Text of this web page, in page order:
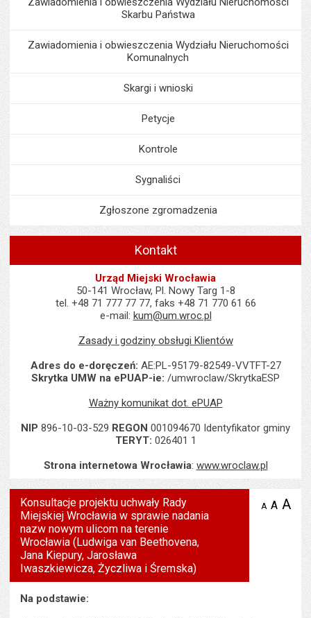
Skarbu Państwa
Zawiadomienia i obwieszczenia Wydziału Nieruchomości
Komunalnych
Skargi i wnioski
Petycje
Kontrole
Sygnaliści
Zgłoszone zgromadzenia
Kontakt
Urząd Miejski Wrocławia
50-141 Wrocław, Pl. Nowy Targ 1-8
tel. +48 71 777 77 77, faks +48 71 770 61 66
e-mail: kum@um.wroc.pl
Zasady i godziny obsługi Klientów
Adres do e-doręczeń: AE:PL-95179-82549-VVTFT-27
Skrytka UMW na ePUAP-ie: /umwroclaw/SkrytkaESP
Ważny komunikat dot. ePUAP
NIP 896-10-03-529 REGON 001094670 Identyfikator gminy
TERYT: 026401 1
Strona internetowa Wrocławia: www.wroclaw.pl
Konsultacje projektu uchwały Rady
Miejskiej Wrocławia w sprawie nadania
nazw nowym ulicom na terenie
Wrocławia (Ludwiga van Beethovena,
Jana Kiepury, Jarosława
Iwaszkiewicza, Życzliwa i Śremska)
A zmniejsz
A A
Na podstawie: